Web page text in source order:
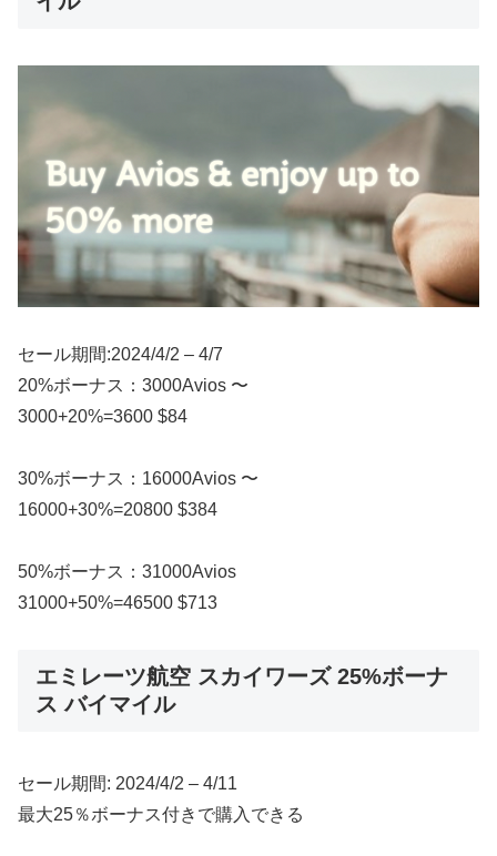
セール期間:2024/4/2 – 4/7
20%ボーナス：3000Avios 〜
3000+20%=3600 $84
30%ボーナス：16000Avios 〜
16000+30%=20800 $384
50%ボーナス：31000Avios
31000+50%=46500 $713
エミレーツ航空 スカイワーズ 25%ボーナ
ス バイマイル
セール期間: 2024/4/2 – 4/11
最大25％ボーナス付きで購入できる